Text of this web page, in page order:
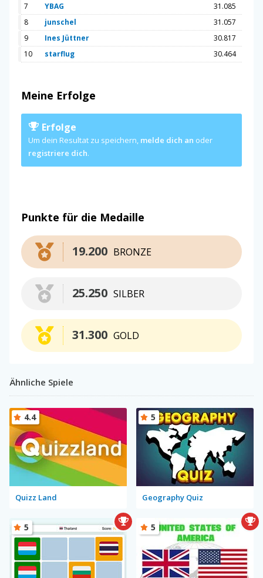
7
YBAG
31.085
8
junschel
31.057
9
Ines Jüttner
30.817
10
starflug 30.464
Meine Erfolge
Erfolge
Um dein Resultat zu speichern, melde dich an oder
registriere dich.
Punkte für die Medaille
BRONZE
19.200
SILBER
25.250
GOLD
31.300
Ähnliche Spiele
Quizz Land
4.4
Geography Quiz
5
5 5